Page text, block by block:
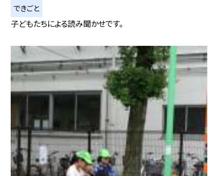
できごと
子どもたちによる読み聞かせです。